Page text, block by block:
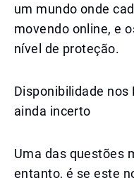
um mundo onde
movendo online, e
nível de proteção.
Disponibilidade nos
ainda incerto
Uma das questões
entanto, é se este